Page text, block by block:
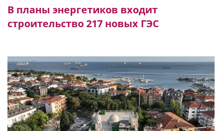
В планы энергетиков входит
строительство 217 новых ГЭС